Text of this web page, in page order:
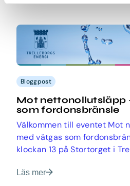
Bloggpost
Mot nettonollutsläpp
som fordonsbränsle
Välkommen till eventet Mot
med vätgas som
klockan 13 på Stortorget i
Läs mer